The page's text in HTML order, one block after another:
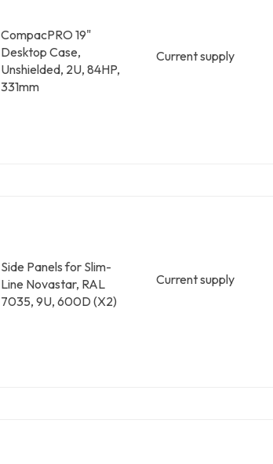
CompacPRO 19"
Desktop Case,
Unshielded, 2U, 84HP,
331mm
Current supply
Side Panels for Slim-
Line Novastar, RAL
7035, 9U, 600D (X2)
Current supply